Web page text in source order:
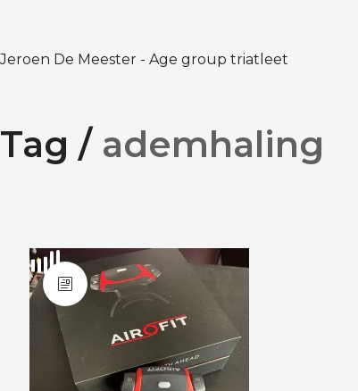
Jeroen De Meester - Age group triatleet
Tag / ademhaling